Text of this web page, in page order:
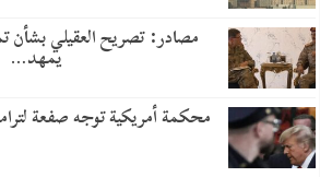
مصادر: تصريح العقيلي بشأن
يمهد…
محكمة أمريكية توجه صفعة لترامب برد 100